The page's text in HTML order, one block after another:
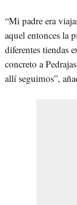
“Mi padre era
aquel entonces la
diferentes tiendas
concreto a
allí seguimos”,